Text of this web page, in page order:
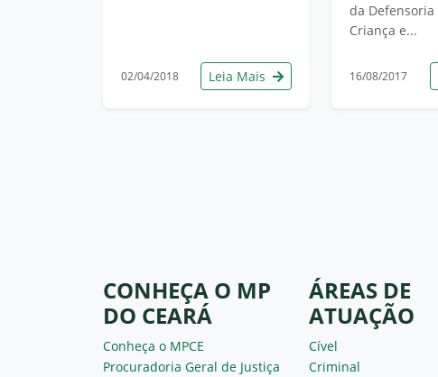
02/04/2018 Leia Mais
da Defensoria
Criança e...
16/08/2017
CONHEÇA O MP
DO CEARÁ
Conheça o MPCE
Procuradoria Geral de Justiça
ÁREAS DE
ATUAÇÃO
Cível
Criminal